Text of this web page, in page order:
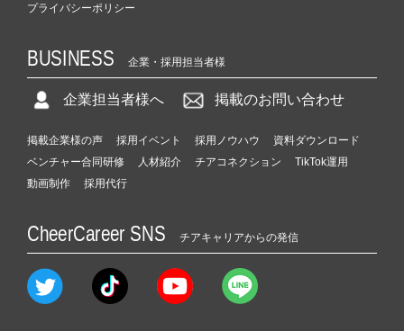
プライバシーポリシー
BUSINESS 企業・採用担当者様
企業担当者様へ 掲載のお問い合わせ
掲載企業様の声 採用イベント 採用ノウハウ
資料ダウンロード
ベンチャー合同研修
人材紹介 チアコネクション
TikTok運用
動画制作
採用代行
CheerCareer SNS チアキャリアからの発信